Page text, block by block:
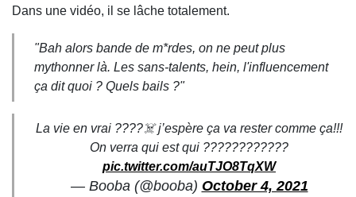
Dans une vidéo, il se lâche totalement.
"Bah alors bande de m*rdes, on ne peut plus
mythonner là. Les sans-talents, hein, l'influencement
ça dit quoi ? Quels bails ?"
La vie en vrai ????‍☠️ j’espère ça va rester comme ça!!!
On verra qui est qui ????????????
pic.twitter.com/auTJO8TqXW
— Booba (@booba) October 4, 2021